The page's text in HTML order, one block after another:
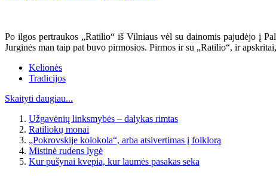
Po ilgos pertraukos „Ratilio“ iš Vilniaus vėl su dainomis pajudėjo į
Jurginės man taip pat buvo pirmosios. Pirmos ir su „Ratilio“, ir
Kelionės
Tradicijos
Skaityti daugiau...
Užgavėnių linksmybės – dalykas rimtas
Ratiliokų monai
„Pokrovskije kolokola“, arba atsivertimas į folklorą
Mistinė rudens lygė
Kur pušynai kvepia, kur laumės pasakas seka